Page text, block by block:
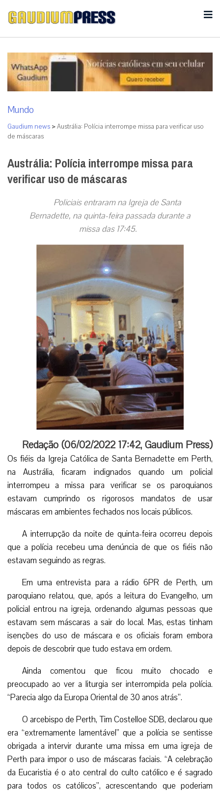
Mundo
Gaudium news >Austrália: Polícia interrompe missa para verificar uso
de máscaras
Austrália: Polícia interrompe missa para
verificar uso de máscaras
Policiais entraram na Igreja de Santa
Bernadette, na quinta-feira passada durante a
missa das 17:45.
Redação (06/02/2022 17:42,Gaudium Press)
Os fiéis da Igreja Católica de Santa Bernadette em Perth,
na Austrália, ficaram indignados quando um policial
interrompeu a missa para verificar se os paroquianos
estavam cumprindo os rigorosos mandatos de usar
máscaras em ambientes fechados nos locais públicos.
A interrupção da noite de quinta-feira ocorreu depois
que a polícia recebeu uma denúncia de que os fiéis não
estavam seguindo as regras.
Em uma entrevista para a rádio 6PR de Perth, um
paroquiano relatou, que, após a leitura do Evangelho, um
policial entrou na igreja, ordenando algumas pessoas que
estavam sem máscaras a sair do local. Mas, estas tinham
isenções do uso de máscara e os oficiais foram embora
depois de descobrir que tudo estava em ordem.
Ainda comentou que ficou muito chocado e
preocupado ao ver a liturgia ser interrompida pela polícia.
“Parecia algo da Europa Oriental de 30 anos atrás”.
O arcebispo de Perth, Tim Costelloe SDB, declarou que
era “extremamente lamentável” que a polícia se sentisse
obrigada a intervir durante uma missa em uma igreja de
Perth para impor o uso de máscaras faciais. “A celebração
da Eucaristia é o ato central do culto católico e é sagrado
para todos os católicos”, acrescentando que poderiam